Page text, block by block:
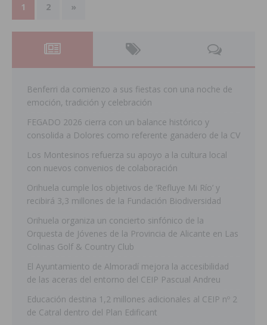
1 2 »
Benferri da comienzo a sus fiestas con una noche de
emoción, tradición y celebración
FEGADO 2026 cierra con un balance histórico y
consolida a Dolores como referente ganadero de la CV
Los Montesinos refuerza su apoyo a la cultura local
con nuevos convenios de colaboración
Orihuela cumple los objetivos de ‘Refluye Mi Río’ y
recibirá 3,3 millones de la Fundación Biodiversidad
Orihuela organiza un concierto sinfónico de la
Orquesta de Jóvenes de la Provincia de Alicante en Las
Colinas Golf & Country Club
El Ayuntamiento de Almoradí mejora la accesibilidad
de las aceras del entorno del CEIP Pascual Andreu
Educación destina 1,2 millones adicionales al CEIP nº 2
de Catral dentro del Plan Edificant